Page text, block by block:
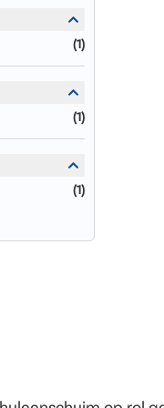
(1)
(1)
(1)